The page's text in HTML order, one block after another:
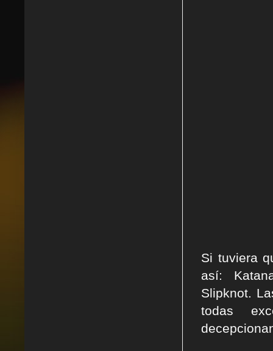
Si tuviera
así:
Slipknot.
todas